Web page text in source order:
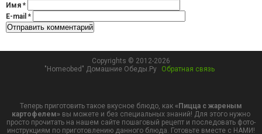
Имя *
E-mail *
Copyrights © 2012-2026
"Homeobed" Домашние Обеды.Ру
Обратная связь
Теперь приготовить такое вкусное блюдо, как «Пицца с жареным
картофелем» вы можете и без специальных знаний! Для этого нужно
просто прочитать на нашем сайте пошаговый рецепт и последовать фото-
инструкциям по приготовлению данного блюда. Готовьте вместе с НАМИ!